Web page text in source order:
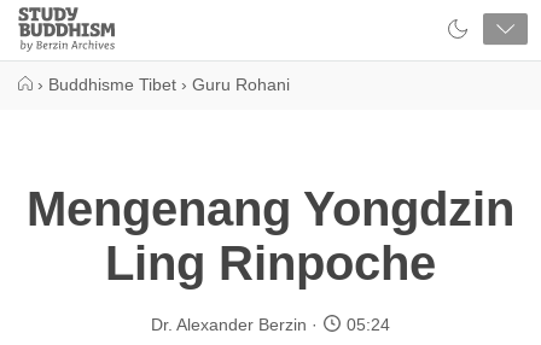
Close
Study
Buddhism
› Buddhisme Tibet › Guru Rohani
Mengenang Yongdzin
Ling Rinpoche
Dr. Alexander Berzin 05:24